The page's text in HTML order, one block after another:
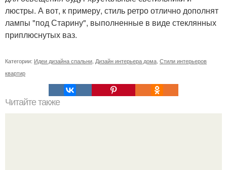
люстры. А вот, к примеру, стиль ретро отлично дополнят
лампы "под Старину", выполненные в виде стеклянных
приплюснутых ваз.
Категории: Идеи дизайна спальни Дизайн интерьера дома Стили интерьеров
квартир
Читайте также